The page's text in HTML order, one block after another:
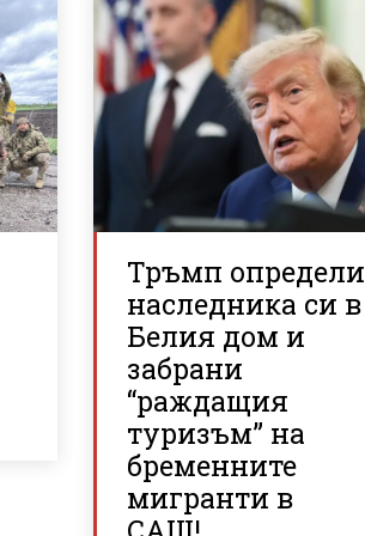
Тръмп определи
наследника си в
Белия дом и
забрани
“раждащия
туризъм” на
бременните
мигранти в